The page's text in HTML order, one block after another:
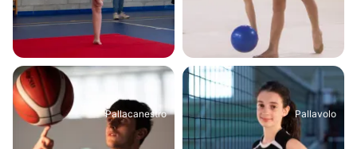
Pallacanestro Pallavolo